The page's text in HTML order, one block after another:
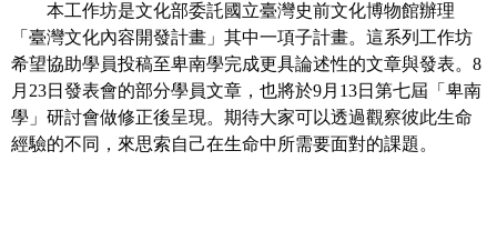
白
皮
書
政
府
本工作坊是文化部委託國立臺灣史前文化博物館辦理
「臺灣文化內容開發計畫」其中一項子計畫。這系列工作坊
希望協助學員投稿至卑南學完成更具論述性的文章與發表。 8
月 23日發表會的部分學員文章，也將於9月 13日第七屆「卑南
學」研討會做修正後呈現。期待大家可以透過觀察彼此生命
經驗的不同，來思索自己在生命中所需要面對的課題。